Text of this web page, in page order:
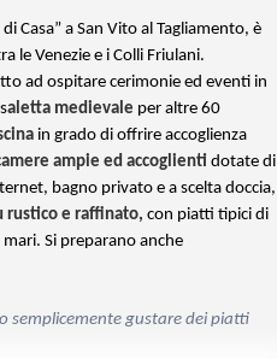
Casa” a San Vito al Tagliamento, è
le Venezie e i Colli Friulani.
ad ospitare cerimonie ed eventi in
aletta medievale per altre 60
in grado di offrire accoglienza
ampie ed accoglienti dotate di
bagno privato e a scelta doccia,
rustico e raffinato, con piatti tipici di
Si preparano anche
semplicemente gustare dei piatti